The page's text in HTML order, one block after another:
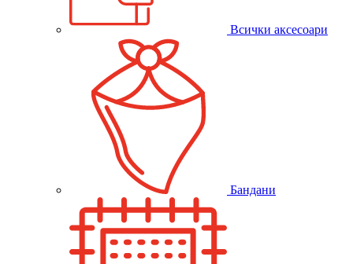
Всички аксесоари
Бандани